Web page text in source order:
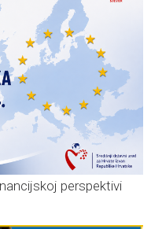
perspektivi